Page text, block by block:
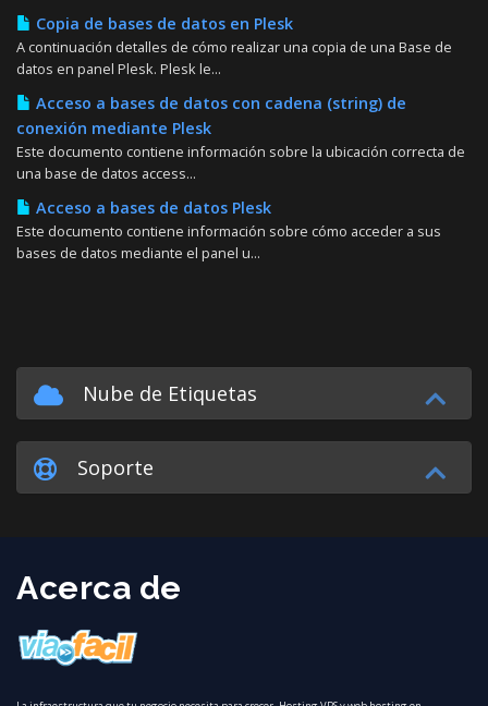
Copia de bases de datos en Plesk
A continuación detalles de cómo realizar una copia de una Base de
datos en panel Plesk. Plesk le...
Acceso a bases de datos con cadena (string) de
conexión mediante Plesk
Este documento contiene información sobre la ubicación correcta de
una base de datos access...
Acceso a bases de datos Plesk
Este documento contiene información sobre cómo acceder a sus
bases de datos mediante el panel u...
Nube de Etiquetas
Soporte
Acerca de